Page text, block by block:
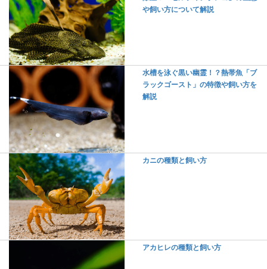
や飼い方について解説
水槽を泳ぐ黒い幽霊！？熱帯魚「ブ
ラックゴースト」の特徴や飼い方を
解説
カニの種類と飼い方
アカヒレの種類と飼い方